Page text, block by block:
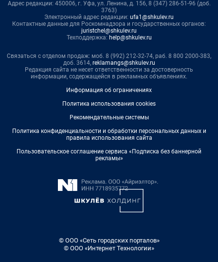
Адрес редакции: 450006, г. Уфа, ул. Ленина, д. 156, 8 (347) 286-51-96 (доб.
3763)
Электронный адрес редакции: ufa1@shkulev.ru
Контактные данные для Роскомнадзора и государственных органов:
juristchel@shkulev.ru
Техподдержка: help@shkulev.ru
Связаться с отделом продаж: моб. 8 (992) 212-32-74, раб. 8 800 2000-383,
доб. 3614, reklamangs@shkulev.ru
Редакция сайта не несет ответственности за достоверность
информации, содержащейся в рекламных объявлениях.
Информация об ограничениях
Политика использования cookies
Рекомендательные системы
Политика конфиденциальности и обработки персональных данных и
правила использования сайта
Пользовательское соглашение сервиса «Подписка без баннерной
рекламы»
© ООО «Сеть городских порталов»
© ООО «Интернет Технологии»